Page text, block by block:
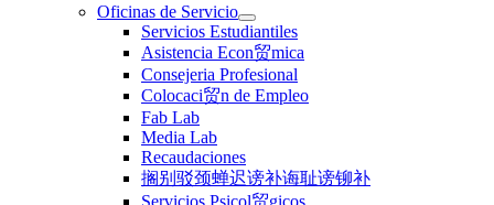
Oficinas de Servicio
Servicios Estudiantiles
Asistencia Econ贸mica
Consejeria Profesional
Colocaci贸n de Empleo
Fab Lab
Media Lab
Recaudaciones
搁别驳颈蝉迟谤补诲耻谤铆补
Servicios Psicol贸gicos